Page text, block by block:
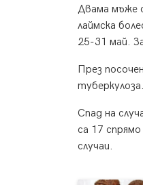
Двама мъже
лаймска
25-31 май.
През
Спад на
са 17
случаи.